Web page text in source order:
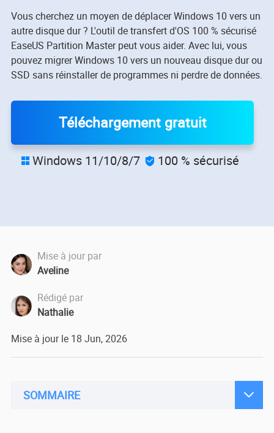
Vous cherchez un moyen de déplacer Windows 10 vers un
autre disque dur ? L'outil de transfert d'OS 100 % sécurisé
EaseUS Partition Master peut vous aider. Avec lui, vous
pouvez migrer Windows 10 vers un nouveau disque dur ou
SSD sans réinstaller de programmes ni perdre de données.
Téléchargement gratuit
 Windows 11/10/8/7  100 % sécurisé
Mise à jour par
Aveline
Rédigé par
Nathalie
Mise à jour le 18 Jun, 2026
SOMMAIRE 